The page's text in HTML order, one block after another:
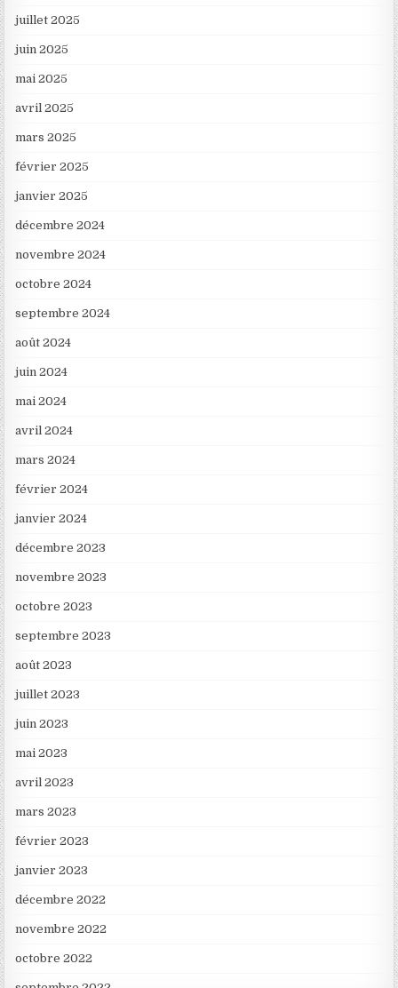
juillet 2025
juin 2025
mai 2025
avril 2025
mars 2025
février 2025
janvier 2025
décembre 2024
novembre 2024
octobre 2024
septembre 2024
août 2024
juin 2024
mai 2024
avril 2024
mars 2024
février 2024
janvier 2024
décembre 2023
novembre 2023
octobre 2023
septembre 2023
août 2023
juillet 2023
juin 2023
mai 2023
avril 2023
mars 2023
février 2023
janvier 2023
décembre 2022
novembre 2022
octobre 2022